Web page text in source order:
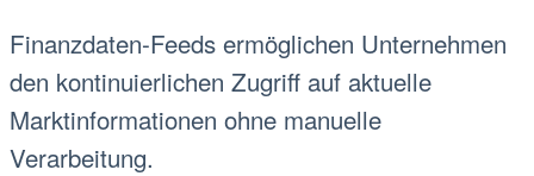
Finanzdaten-Feeds ermöglichen Unternehmen
den kontinuierlichen Zugriff auf aktuelle
Marktinformationen ohne manuelle
Verarbeitung.